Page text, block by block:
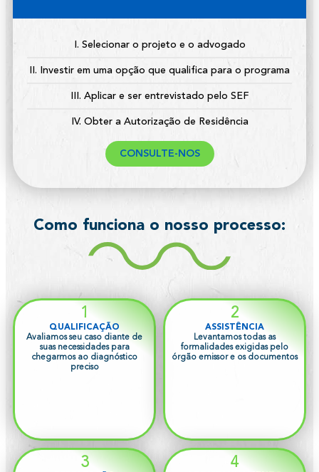
I. Selecionar o projeto e o advogado
II. Investir em uma opção que qualifica para o programa
III. Aplicar e ser entrevistado pelo SEF
IV. Obter a Autorização de Residência
CONSULTE-NOS
Como funciona o nosso processo:
1
QUALIFICAÇÃO
Avaliamos seu caso diante de
suas necessidades para
chegarmos ao diagnóstico
preciso
2
ASSISTÊNCIA
Levantamos todas as
formalidades exigidas pelo
órgão emissor e os documentos
3 4